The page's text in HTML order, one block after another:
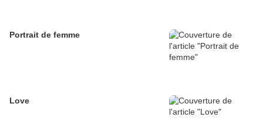
Portrait de femme
Love